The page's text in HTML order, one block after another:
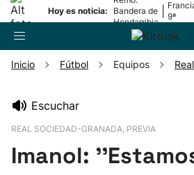
Hoy es noticia:
Bandera de
Hondarribia
9ª
Inicio Fútbol Equipos
Escuchar
REAL SOCIEDAD-GRANADA, PREVIA
Imanol: